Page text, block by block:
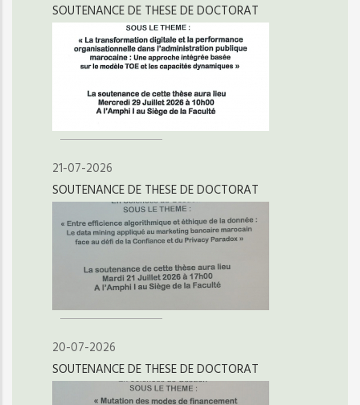
SOUTENANCE DE THESE DE DOCTORAT
21-07-2026
SOUTENANCE DE THESE DE DOCTORAT
20-07-2026
SOUTENANCE DE THESE DE DOCTORAT